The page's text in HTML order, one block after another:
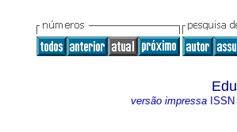
versão impressa ISSN